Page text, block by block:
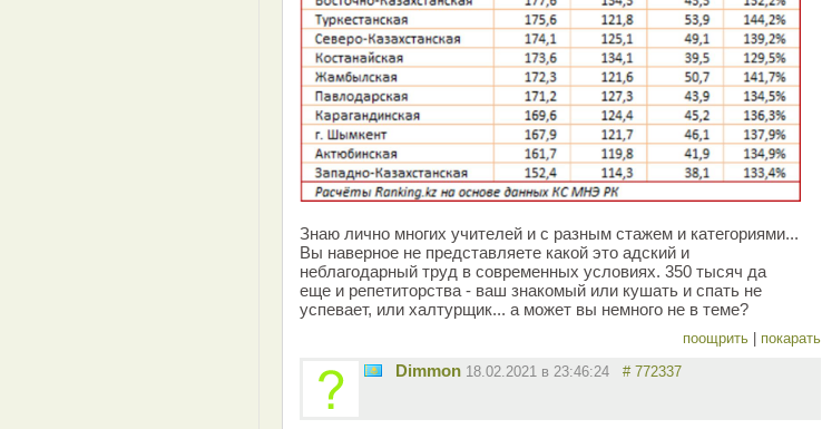
Знаю лично многих учителей и с разным стажем и категориями...
Вы наверное не представляете какой это адский и
неблагодарный труд в современных условиях. 350 тысяч да
еще и репетиторства - ваш знакомый или кушать и спать не
успевает, или халтурщик... а может вы немного не в теме?
поощрить | покарать
Dimmon 18.02.2021 в 23:46:24 # 772337